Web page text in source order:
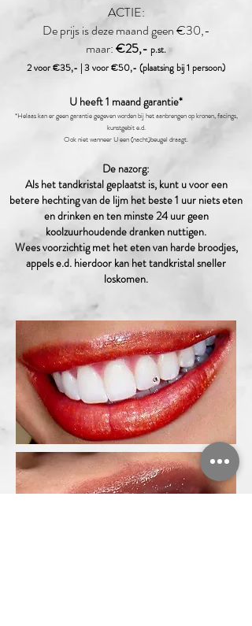
ACTIE:
De prijs is deze maand geen €30,-
maar:€25,- p.st.
2 voor €35,- | 3 voor €50,- (plaatsing bij 1 persoon)
U heeft 1 maand garantie*
*Helaaskan er geen garantie gegeven worden bij het aanbrengen op kronen, facings,
kunstgebit e.d.
Ook niet wanneer U een (nacht)beugel draagt.
De nazorg:
Als het tandkristal geplaatst is, kunt u voor een
betere hechtingvan de lijm het beste 1 uur niets eten
en drinken en ten minste 24 uur geen
koolzuurhoudende dranken nuttigen.
Wees voorzichtig met het eten vanharde broodjes,
appels e.d. hierdoor kan hettandkristal sneller
loskomen.